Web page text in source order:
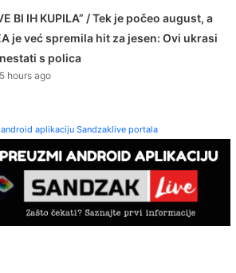
BI IH KUPILA” / Tek je počeo august, a
je već spremila hit za jesen: Ovi ukrasi
s polica
hours ago
aplikaciju Sandzaklive portala